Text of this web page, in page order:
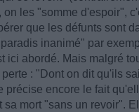
on les "somme d'espoir",
que les défunts sont
inanimé" par
ici abordé. Mais malgré
: "Dont on dit qu'ils
précise encore le fait
sa mort "sans un revoir".